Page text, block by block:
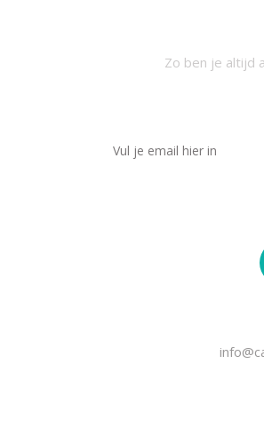
Zo ben je altijd